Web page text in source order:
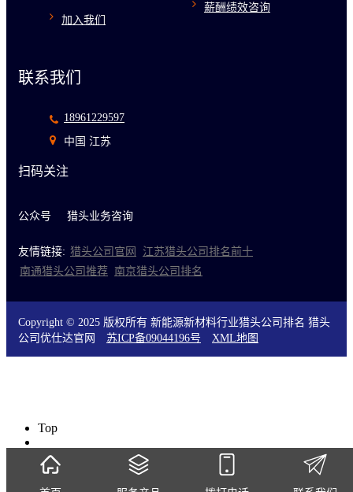
加入我们
薪酬绩效咨询
联系我们
18961229597
中国 江苏
扫码关注
公众号 猎头业务咨询
友情链接: 猎头公司官网
江苏猎头公司排名前十
南通猎头公司推荐 南京猎头公司排名
Copyright © 2025 版权所有 新能源新材料行业猎头公司排名 猎头
公司优仕达官网 苏ICP备09044196号 XML地图
Top
微信